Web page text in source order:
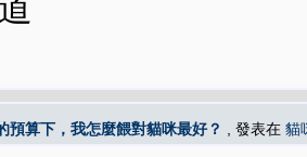
預算下，我怎麼餵對貓咪最好？ , 發表在 貓